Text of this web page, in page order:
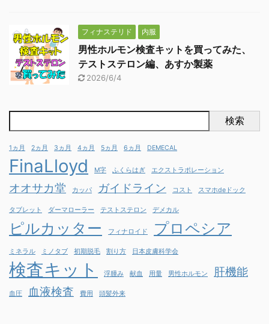
フィナステリド 内服
男性ホルモン検査キットを買ってみた、
テストステロン編、あすか製薬
2026/6/4
検索
1ヵ月 2ヵ月 3ヵ月 4ヵ月 5ヵ月 6ヵ月 DEMECAL
FinaLloyd M字 ふくらはぎ エクストラポレーション
オオサカ堂 カッパ ガイドライン コスト スマホdeドック
タブレット ダーマローラー テストステロン デメカル
ピルカッター フィナロイド プロペシア
ミネラル ミノタブ 初期脱毛 割り方 日本皮膚科学会
検査キット 浮腫み 献血 用量 男性ホルモン 肝機能
血圧 血液検査 費用 頭髪外来